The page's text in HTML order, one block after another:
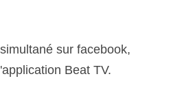
sur facebook,
Beat TV.